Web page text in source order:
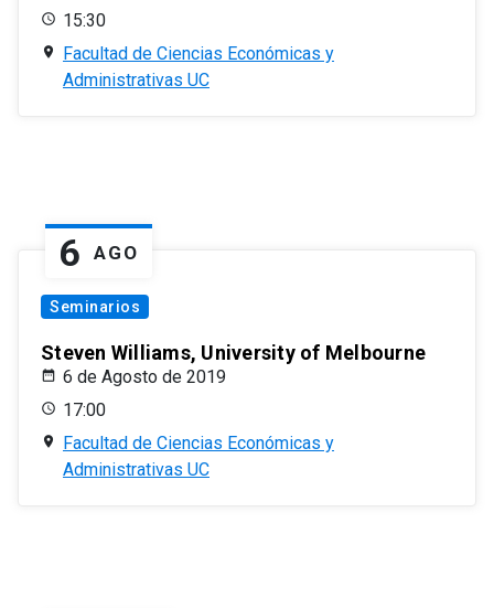
15:30
Facultad de Ciencias Económicas y
Administrativas UC
6 AGO
Seminarios
Steven Williams, University of Melbourne
6 de Agosto de 2019
17:00
Facultad de Ciencias Económicas y
Administrativas UC